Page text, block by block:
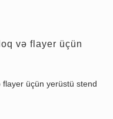
və flayer üçün